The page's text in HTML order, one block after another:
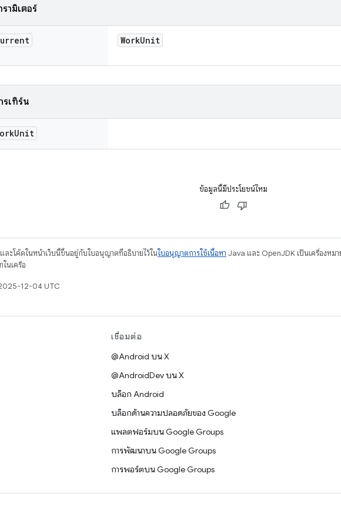
รามิเตอร์
WorkUnit
รีเทิร์น
Unit
ข้อมูลนี้มีประโยชน์ไหม
และโค้ดในหน้าเว็บนี้ขึ้นอยู่กับใบอนุญาตที่อธิบายไว้ในใบอนุญาตการใช้เนื้อหา Java และ OpenJDK เป็นเครื่องหม
นเครือ
12-04 UTC
เชื่อมต่อ
@Android บน X
@AndroidDev บน X
บล็อก Android
บล็อกด้านความปลอดภัยของ Google
แพลตฟอร์มบน Google Groups
การพัฒนาบน Google Groups
การพอร์ตบน Google Groups